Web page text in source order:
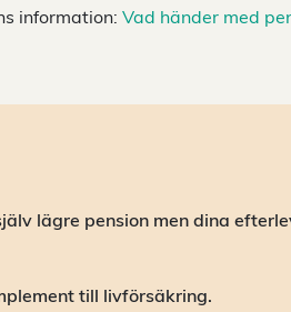
information: Vad händer med
lägre pension men dina
till livförsäkring.